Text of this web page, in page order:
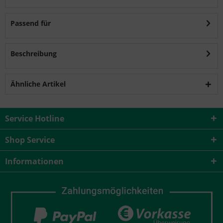
Passend für
Beschreibung
Ähnliche Artikel
Service Hotline
Shop Service
Informationen